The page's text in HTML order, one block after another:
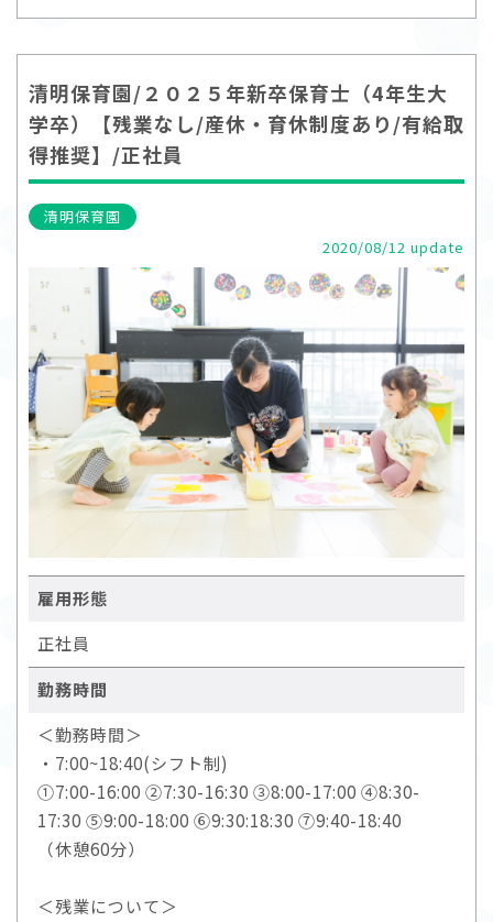
清明保育園/２０２５年新卒保育士（4年生大
学卒）【残業なし/産休・育休制度あり/有給取
得推奨】/正社員
清明保育園
2020/08/12 update
雇用形態
正社員
勤務時間
＜勤務時間＞
・7:00~18:40(シフト制)
①7:00-16:00 ②7:30-16:30 ③8:00-17:00 ④8:30-
17:30 ⑤9:00-18:00 ⑥9:30:18:30 ⑦9:40-18:40
（休憩60分）
＜残業について＞